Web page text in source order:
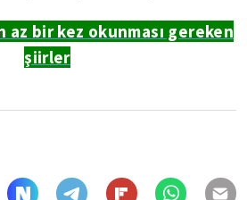
az bir kez okunması gereken
şiirler